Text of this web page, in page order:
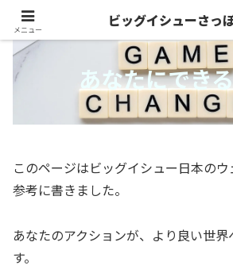
あなたにでき
このページはビッグイシュー日本の
参考に書きました。
あなたのアクションが、より良い世
す。
メニュー
ビッグイシューさっ